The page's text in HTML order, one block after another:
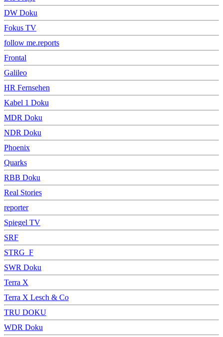
DW Doku
Fokus TV
follow me.reports
Frontal
Galileo
HR Fernsehen
Kabel 1 Doku
MDR Doku
NDR Doku
Phoenix
Quarks
RBB Doku
Real Stories
reporter
Spiegel TV
SRF
STRG_F
SWR Doku
Terra X
Terra X Lesch & Co
TRU DOKU
WDR Doku